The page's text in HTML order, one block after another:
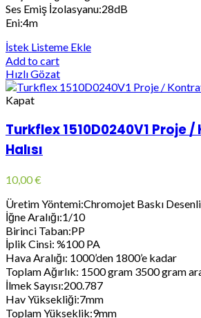
Ses Emiş İzolasyanu:28dB
Eni:4m
İstek Listeme Ekle
Add to cart
Hızlı Gözat
Kapat
Turkflex 1510D0240V1 Proje
Halısı
10,00€
Üretim Yöntemi:Chromojet Baskı
İğne Aralığı:1/10
Birinci Taban:PP
İplik Cinsi: %100 PA
Hava Aralığı: 1000’den 1800’e kadar
Toplam Ağırlık: 1500 gram 3500 gram
İlmek Sayısı:200.787
Hav Yüksekliği:7mm
Toplam Yükseklik:9mm